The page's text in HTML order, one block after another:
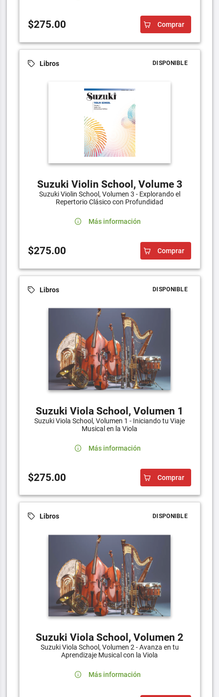
$275.00 Comprar
Libros DISPONIBLE
Suzuki Violin School, Volume 3
Suzuki Violin School, Volumen 3 - Explorando el
Repertorio Clásico con Profundidad
Más información
$275.00 Comprar
Libros DISPONIBLE
Suzuki Viola School, Volumen 1
Suzuki Viola School, Volumen 1 - Iniciando tu Viaje
Musical en la Viola
Más información
$275.00 Comprar
Libros DISPONIBLE
Suzuki Viola School, Volumen 2
Suzuki Viola School, Volumen 2 - Avanza en tu
Aprendizaje Musical con la Viola
Más información